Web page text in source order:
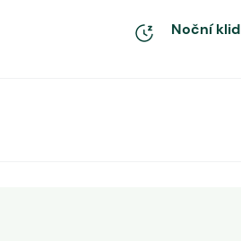
Noční klid